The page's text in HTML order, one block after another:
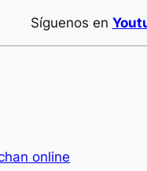
Síguenos en
online